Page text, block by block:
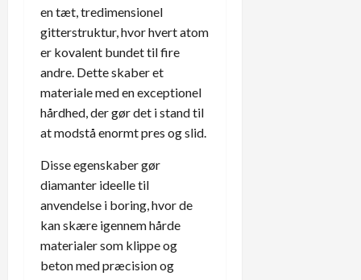
en tæt, tredimensionel
gitterstruktur, hvor hvert atom
er kovalent bundet til fire
andre. Dette skaber et
materiale med en exceptionel
hårdhed, der gør det i stand til
at modstå enormt pres og slid.
Disse egenskaber gør
diamanter ideelle til
anvendelse i boring, hvor de
kan skære igennem hårde
materialer som klippe og
beton med præcision og